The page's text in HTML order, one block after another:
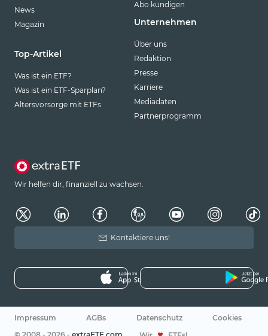
News
Magazin
Top-Artikel
Was ist ein ETF?
Was ist ein ETF-Sparplan?
Altersvorsorge mit ETFs
Abo kündigen
Unternehmen
Über uns
Redaktion
Presse
Karriere
Mediadaten
Partnerprogramm
Wir helfen dir, finanziell zu wachsen.
Kontaktiere uns!
Impressum AGBs Datenschutz
Cookies